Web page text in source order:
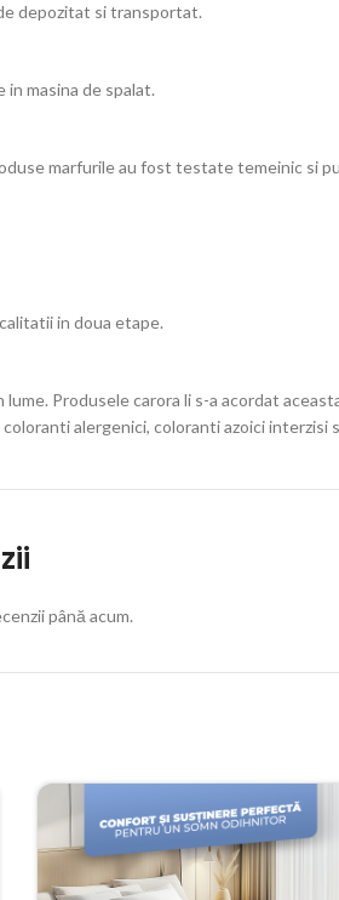
depozitat si transportat.
masina de spalat.
marfurile au fost testate temeinic si
in doua etape.
Produsele carora li s-a acordat
alergenici, coloranti azoici interzisi
până acum.